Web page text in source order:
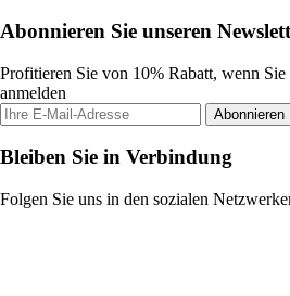
Abonnieren Sie unseren
Profitieren Sie von 10% Rabatt, wenn
anmelden
Abonnieren
Bleiben Sie in Verbindung
Folgen Sie uns in den sozialen